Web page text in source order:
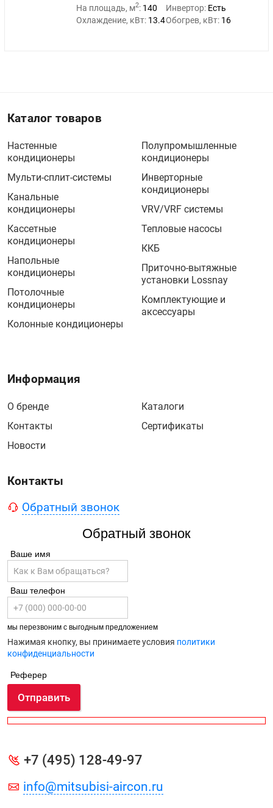
На площадь, м2: 140 Инвертор: Есть
Охлаждение, кВт: 13.4Обогрев, кВт: 16
Каталог товаров
Настенные
кондиционеры
Мульти-сплит-системы
Канальные
кондиционеры
Кассетные
кондиционеры
Напольные
кондиционеры
Потолочные
кондиционеры
Колонные кондиционеры
Полупромышленные
кондиционеры
Инверторные
кондиционеры
VRV/VRF системы
Тепловые насосы
ККБ
Приточно-вытяжные
установки Lossnay
Комплектующие и
аксессуары
Информация
О бренде
Контакты
Новости
Каталоги
Сертификаты
Контакты
Обратный звонок
Обратный звонок
Ваше имя
Ваш телефон
мы перезвоним с выгодным предложением
Нажимая кнопку, вы принимаете условия политики
конфиденциальности
Реферер
Отправить
+7 (495) 128-49-97
info@mitsubisi-aircon.ru